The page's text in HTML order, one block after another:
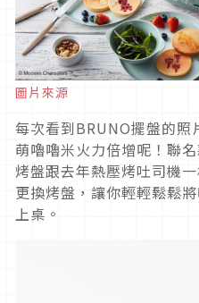
圖片來源
每次看到BRUNO擺盤的照
萌嚕嚕米火力倍增呢！聯
烤盤跟去年熱壓烤吐司機
更換烤盤，讓你輕輕鬆鬆
上桌。